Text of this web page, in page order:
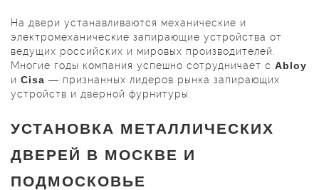
На двери устанавливаются механические и
электромеханические запирающие устройства от
ведущих российских и мировых производителей.
Многие годы компания успешно сотрудничает с Abloy
и Cisa — признанных лидеров рынка запирающих
устройств и дверной фурнитуры.
УСТАНОВКА МЕТАЛЛИЧЕСКИХ
ДВЕРЕЙ В МОСКВЕ И
ПОДМОСКОВЬЕ